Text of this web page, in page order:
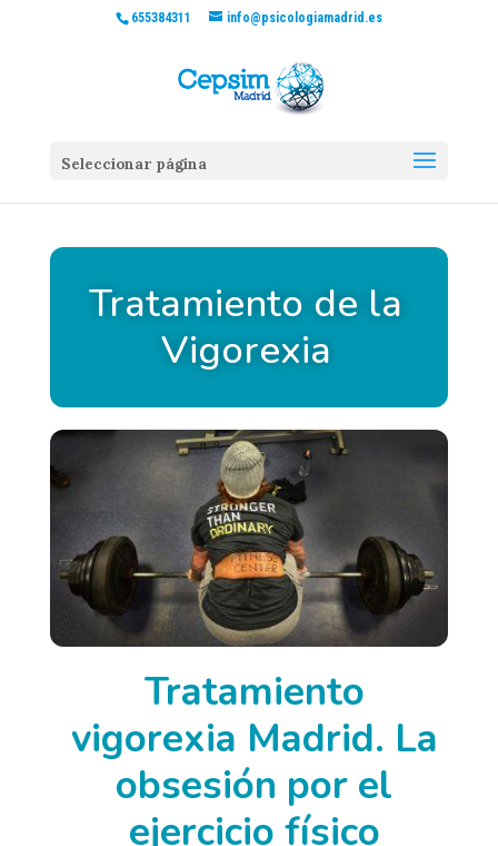
655384311 info@psicologiamadrid.es
Seleccionar página
Tratamiento de la
Vigorexia
Tratamiento
vigorexia Madrid. La
obsesión por el
ejercicio físico